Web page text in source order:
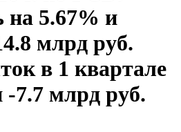
в 1
г. по РСБУ
на 5.67% и
млрд руб.